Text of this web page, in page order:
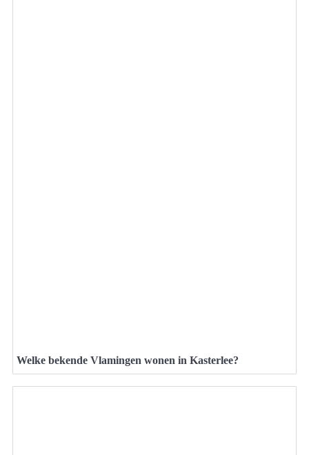
Welke bekende Vlamingen wonen in Kasterlee?